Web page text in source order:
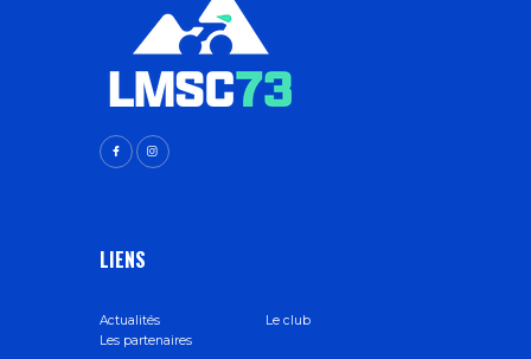
LIENS
Actualités
Le club
Les partenaires